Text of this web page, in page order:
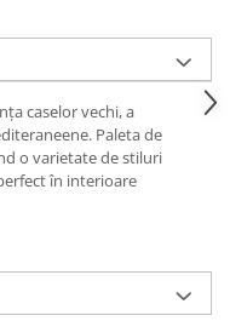
caselor vechi, a
Paleta de
o varietate de stiluri
în interioare